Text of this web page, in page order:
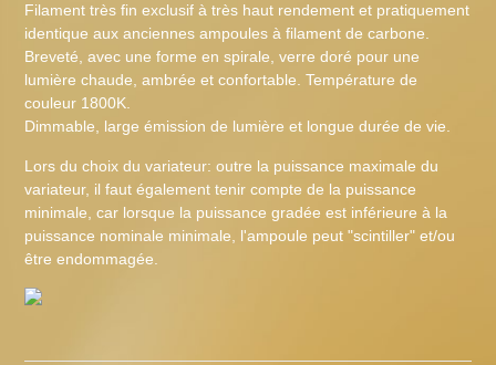
Filament très fin exclusif à très haut rendement et pratiquement
identique aux anciennes ampoules à filament de carbone.
Breveté, avec une forme en spirale, verre doré pour une
lumière chaude, ambrée et confortable. Température de
couleur 1800K.
Dimmable, large émission de lumière et longue durée de vie.
Lors du choix du variateur: outre la puissance maximale du
variateur, il faut également tenir compte de la puissance
minimale, car lorsque la puissance gradée est inférieure à la
puissance nominale minimale, l'ampoule peut "scintiller" et/ou
être endommagée.